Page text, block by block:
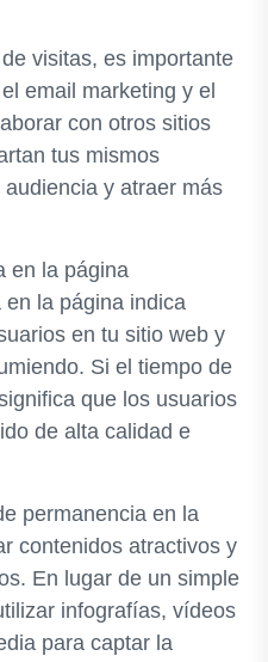
visitas, es importante
email marketing y el
con otros sitios
tus mismos
y atraer más
en la página
la página indica
en tu sitio web y
Si el tiempo de
que los usuarios
de alta calidad e
permanencia en la
contenidos atractivos y
En lugar de un simple
infografías, vídeos
para captar la